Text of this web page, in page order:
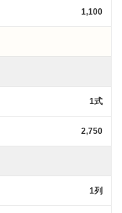
1,100
1式
2,750
1列